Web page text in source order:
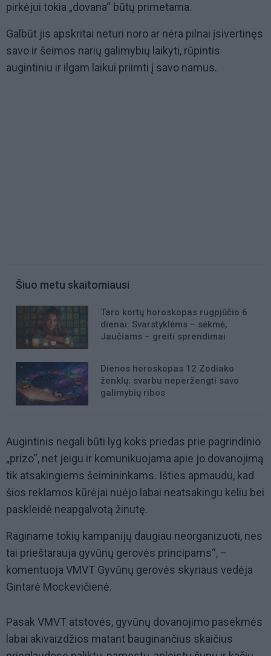
pirkėjui tokia „dovana“ būtų primetama.
Galbūt jis apskritai neturi noro ar nėra pilnai įsivertinęs
savo ir šeimos narių galimybių laikyti, rūpintis
augintiniu ir ilgam laikui priimti į savo namus.
Šiuo metu skaitomiausi
Taro kortų horoskopas rugpjūčio 6
dienai: Svarstyklėms – sėkmė,
Jaučiams – greiti sprendimai
Dienos horoskopas 12 Zodiako
ženklų: svarbu neperžengti savo
galimybių ribos
Augintinis negali būti lyg koks priedas prie pagrindinio
„prizo“, net jeigu ir komunikuojama apie jo dovanojimą
tik atsakingiems šeimininkams. Išties apmaudu, kad
šios reklamos kūrėjai nuėjo labai neatsakingu keliu bei
paskleidė neapgalvotą žinutę.
Raginame tokių kampanijų daugiau neorganizuoti, nes
tai prieštarauja gyvūnų gerovės principams“, –
komentuoja VMVT Gyvūnų gerovės skyriaus vedėja
Gintarė Mockevičienė.
Pasak VMVT atstovės, gyvūnų dovanojimo pasekmės
labai akivaizdžios matant bauginančius skaičius